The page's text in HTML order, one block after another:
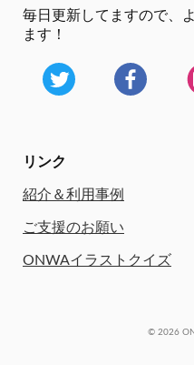
毎日更新してますので、
ます！
リンク
紹介＆利用事例
ご支援のお願い
ONWAイラストクイズ
© 2026